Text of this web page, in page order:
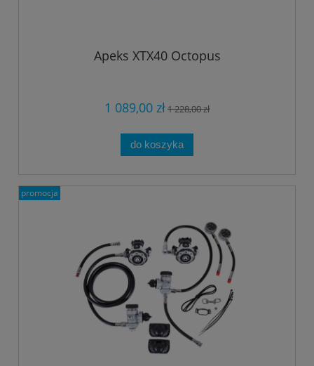
Apeks XTX40 Octopus
1 089,00 zł1 228,00 zł
do koszyka
promocja